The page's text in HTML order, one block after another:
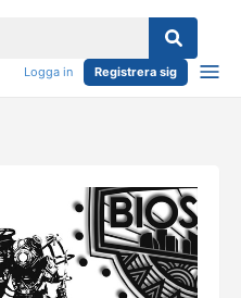
Logga in Registrera sig